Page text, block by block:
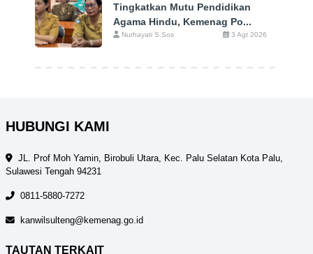
Tingkatkan Mutu Pendidikan
Agama Hindu, Kemenag Po...
Nurhayati S.Sos 3 Agt 2026
HUBUNGI KAMI
JL. Prof Moh Yamin, Birobuli Utara, Kec. Palu Selatan Kota Palu,
Sulawesi Tengah 94231
0811-5880-7272
kanwilsulteng@kemenag.go.id
TAUTAN TERKAIT